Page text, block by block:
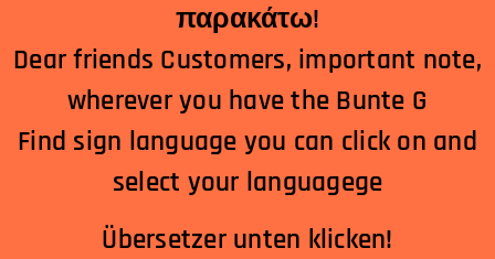
παρακάτω!
Dear friends Customers, important note,
wherever you have the Bunte G
Find sign language you can click on and
select your languagege
Übersetzer unten klicken!